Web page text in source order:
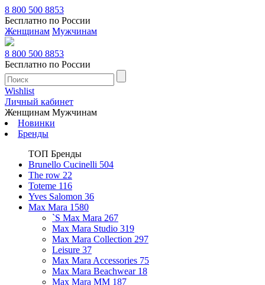
8 800 500 8853
Бесплатно по России
Женщинам Мужчинам
8 800 500 8853
Бесплатно по России
Wishlist
Личный кабинет
Женщинам Мужчинам
Новинки
Бренды
ТОП Бренды
Brunello Cucinelli 504
The row 22
Toteme 116
Yves Salomon 36
Max Mara 1580
`S Max Mara 267
Max Mara Studio 319
Max Mara Collection 297
Leisure 37
Max Mara Accessories 75
Max Mara Beachwear 18
Max Mara MM 187